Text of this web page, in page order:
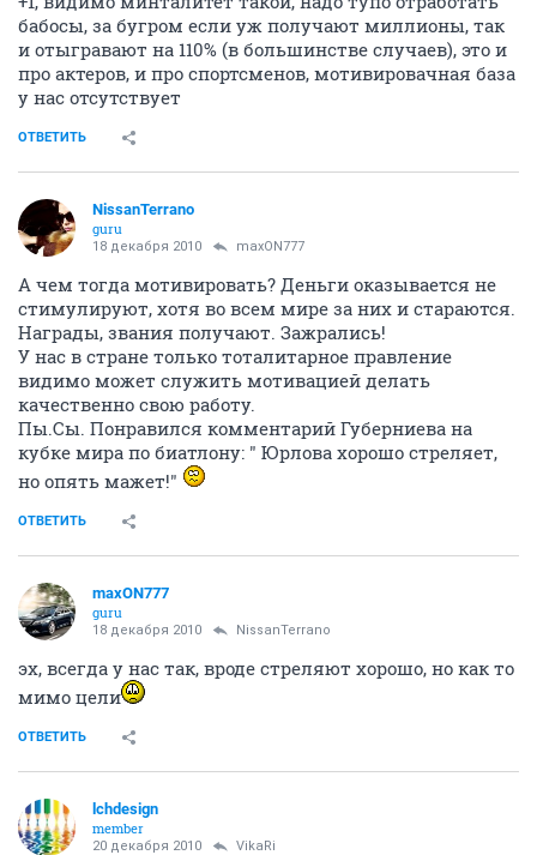
бабосы, за бугром если уж получают миллионы, так
и отыгравают на 110% (в большинстве случаев), это и
про актеров, и про спортсменов, мотивировачная база
у нас отсутствует
ОТВЕТИТЬ
NissanTerrano
guru
18 декабря 2010 maxON777
А чем тогда мотивировать? Деньги оказывается не
стимулируют, хотя во всем мире за них и стараются.
Награды, звания получают. Зажрались!
У нас в стране только тоталитарное правление
видимо может служить мотивацией делать
качественно свою работу.
Пы.Сы. Понравился комментарий Губерниева на
кубке мира по биатлону: " Юрлова хорошо стреляет,
но опять мажет!"
ОТВЕТИТЬ
maxON777
guru
18 декабря 2010 NissanTerrano
эх, всегда у нас так, вроде стреляют хорошо, но как то
мимо цели
ОТВЕТИТЬ
lchdesign
member
20 декабря 2010 VikaRi